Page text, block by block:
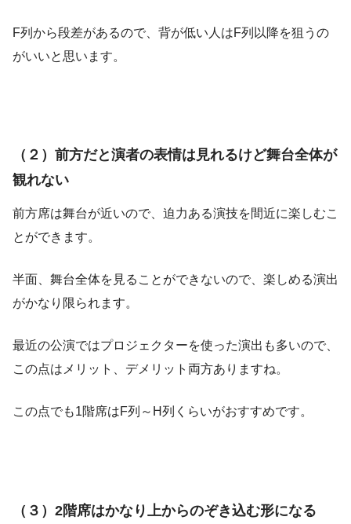
F列から段差があるので、背が低い人はF列以降を狙うの
がいいと思います。
（２）前方だと演者の表情は見れるけど舞台全体が
観れない
前方席は舞台が近いので、迫力ある演技を間近に楽しむこ
とができます。
半面、舞台全体を見ることができないので、楽しめる演出
がかなり限られます。
最近の公演ではプロジェクターを使った演出も多いので、
この点はメリット、デメリット両方ありますね。
この点でも1階席はF列～H列くらいがおすすめです。
（３）2階席はかなり上からのぞき込む形になる